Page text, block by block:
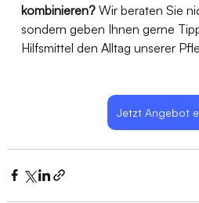
kombinieren? Wir beraten Sie
sondern geben Ihnen gerne
Hilfsmittel den Alltag unserer
Jetzt Angebot